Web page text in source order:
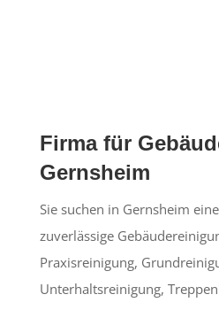
Firma für
Gernsheim
Sie suchen in Gernsheim
zuverlässige
Praxisreinigung,
Unterhaltsreinigung,